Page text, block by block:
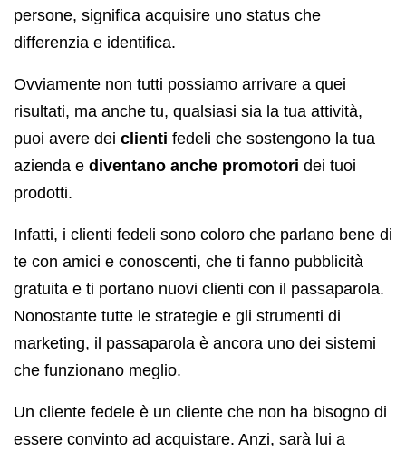
persone, significa acquisire uno status che
differenzia e identifica.
Ovviamente non tutti possiamo arrivare a quei
risultati, ma anche tu, qualsiasi sia la tua attività,
puoi avere dei clienti fedeli che sostengono la tua
azienda e diventano anche promotori dei tuoi
prodotti.
Infatti, i clienti fedeli sono coloro che parlano bene di
te con amici e conoscenti, che ti fanno pubblicità
gratuita e ti portano nuovi clienti con il passaparola.
Nonostante tutte le strategie e gli strumenti di
marketing, il passaparola è ancora uno dei sistemi
che funzionano meglio.
Un cliente fedele è un cliente che non ha bisogno di
essere convinto ad acquistare. Anzi, sarà lui a